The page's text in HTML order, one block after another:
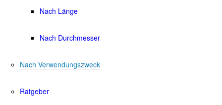
Nach Länge
Nach Durchmesser
Nach Verwendungszweck
Ratgeber